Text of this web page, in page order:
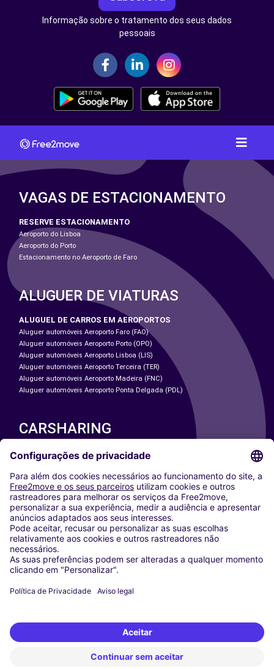
Informação sobre o tratamento dos seus dados
pessoais
VAGAS DE ESTACIONAMENTO
RESERVE ESTACIONAMENTO
Aeroporto do Lisboa
Aeroporto do Porto
Estacionamento no Aeroporto de Faro
ALUGUER DE VIATURAS
ALUGUEL DE CARROS EM AEROPORTOS
Aluguer automóveis Aeroporto Faro (FAO)
Aluguer automóveis Aeroporto Porto (OPO)
Aluguer automóveis Aeroporto Lisboa (LIS)
Aluguer automóveis Aeroporto Terceira (TER)
Aluguer automóveis Aeroporto Madeira (FNC)
Aluguer automóveis Aeroporto Ponta Delgada (PDL)
CARSHARING
NOSSAS CIDADES
Washington DC
Milan
Rome
Turin
Vienna
Berlin
Cologne
Dusseldorf
Frankfurt
Munich